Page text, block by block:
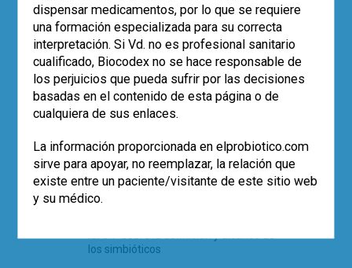
TE PUEDE INTERESAR
Microbiota, probióticos y vacunas. Con
la mirada puesta en el COVID-19
El Día mundial del microbioma (27 de
junio) celebrará este año la diversidad
Se cumplen 20 años de la publicación
leche materna no es estéril y contenía
bacterias lácticas.
Analizar la microbiota intestinal y su
repercusión en la práctica clínica.
¿Tiene algún sentido en la actualidad?
los simbióticos
dispensar medicamentos, por lo que se requiere
una formación especializada para su correcta
interpretación. Si Vd. no es profesional sanitario
cualificado, Biocodex no se hace responsable de
los perjuicios que pueda sufrir por las decisiones
basadas en el contenido de esta página o de
cualquiera de sus enlaces.
La información proporcionada en elprobiotico.com
sirve para apoyar, no reemplazar, la relación que
existe entre un paciente/visitante de este sitio web
y su médico.